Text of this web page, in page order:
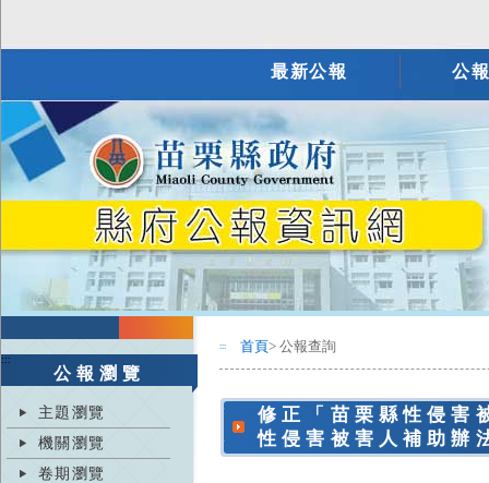
最新公報 公
:::
公報瀏覽
主題瀏覽
機關瀏覽
卷期瀏覽
::: 首頁> 公報查詢
修正「苗栗縣性侵害
性侵害被害人補助辦